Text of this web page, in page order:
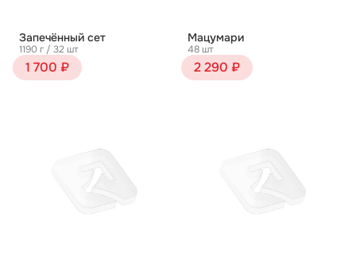
Запечённый сет
1190 г / 32 шт
1 700 ₽
Мацумари
48 шт
2 290 ₽